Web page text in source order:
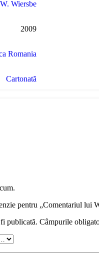
Wiersbe
2009
Romania
Cartonată
pentru „Comentariul lui
publicată. Câmpurile